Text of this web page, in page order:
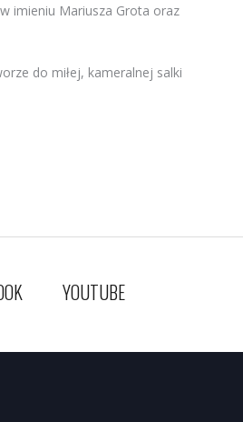
imieniu Mariusza Grota oraz
do miłej, kameralnej salki
YOUTUBE